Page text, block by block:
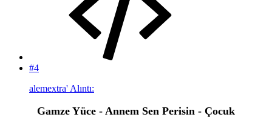
#4
alemextra' Alıntı:
Gamze Yüce - Annem Sen Perisin - Çocuk